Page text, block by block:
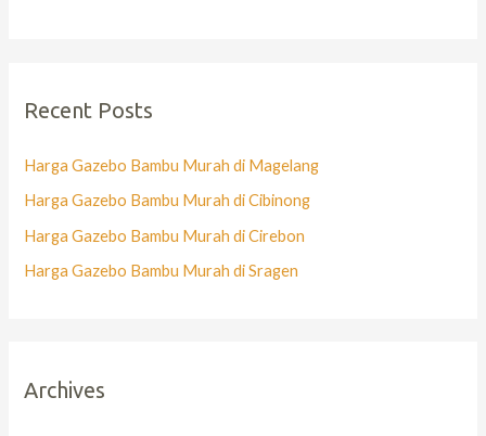
Recent Posts
Harga Gazebo Bambu Murah di Magelang
Harga Gazebo Bambu Murah di Cibinong
Harga Gazebo Bambu Murah di Cirebon
Harga Gazebo Bambu Murah di Sragen
Archives